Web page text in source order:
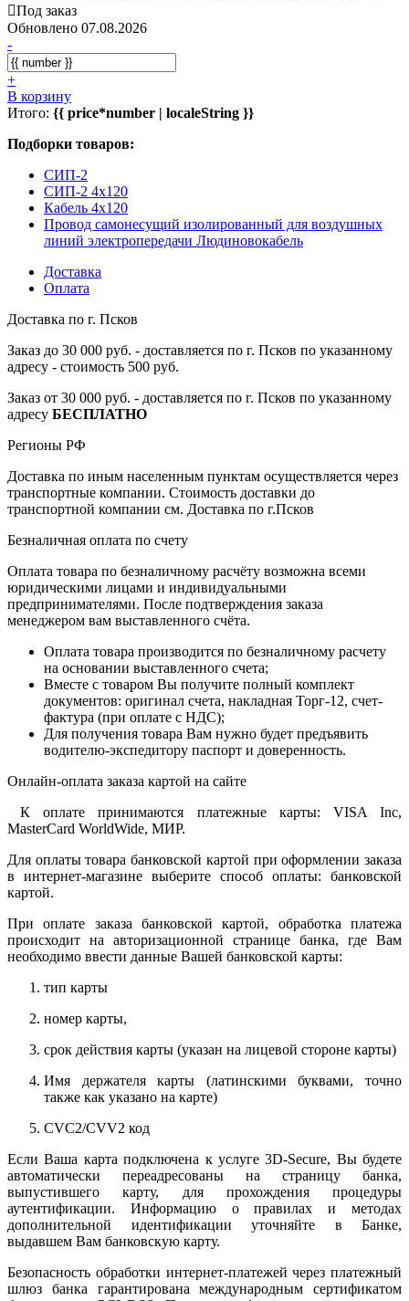
Под заказ
Обновлено 07.08.2026
-
+
В корзину
Итого: {{ price*number | localeString }}
Подборки товаров:
СИП-2
СИП-2 4x120
Кабель 4x120
Провод самонесущий изолированный для воздушных
линий электропередачи Людиновокабель
Доставка
Оплата
Доставка по г. Псков
Заказ до 30 000 руб. - доставляется по г. Псков по указанному
адресу - стоимость 500 руб.
Заказ от 30 000 руб. - доставляется по г. Псков по указанному
адресу БЕСПЛАТНО
Регионы РФ
Доставка по иным населенным пунктам осуществляется через
транспортные компании. Стоимость доставки до
транспортной компании см. Доставка по г.Псков
Безналичная оплата по счету
Оплата товара по безналичному расчёту возможна всеми
юридическими лицами и индивидуальными
предпринимателями. После подтверждения заказа
менеджером вам выставленного счёта.
Оплата товара производится по безналичному расчету
на основании выставленного счета;
Вместе с товаром Вы получите полный комплект
документов: оригинал счета, накладная Торг-12, счет-
фактура (при оплате с НДС);
Для получения товара Вам нужно будет предъявить
водителю-экспедитору паспорт и доверенность.
Онлайн-оплата заказа картой на сайте
К оплате принимаются платежные карты: VISA Inc,
MasterCard WorldWide, МИР.
Для оплаты товара банковской картой при оформлении заказа
в интернет-магазине выберите способ оплаты: банковской
картой.
При оплате заказа банковской картой, обработка платежа
происходит на авторизационной странице банка, где Вам
необходимо ввести данные Вашей банковской карты:
тип карты
номер карты,
срок действия карты (указан на лицевой стороне карты)
Имя держателя карты (латинскими буквами, точно
также как указано на карте)
CVC2/CVV2 код
Если Ваша карта подключена к услуге 3D-Secure, Вы будете
автоматически переадресованы на страницу банка,
выпустившего карту, для прохождения процедуры
аутентификации. Информацию о правилах и методах
дополнительной идентификации уточняйте в Банке,
выдавшем Вам банковскую карту.
Безопасность обработки интернет-платежей через платежный
шлюз банка гарантирована международным сертификатом